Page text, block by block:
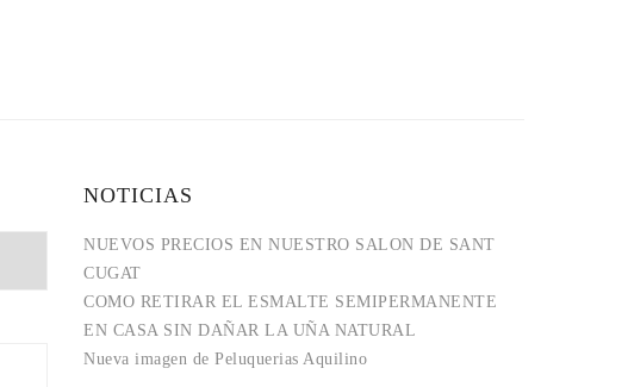
NOTICIAS
NUEVOS PRECIOS EN NUESTRO SALON DE SANT
CUGAT
COMO RETIRAR EL ESMALTE SEMIPERMANENTE
EN CASA SIN DAÑAR LA UÑA NATURAL
Nueva imagen de Peluquerias Aquilino